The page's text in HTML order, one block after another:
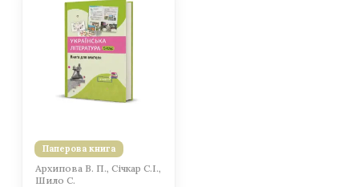
Паперова книга
Архипова В. П., Січкар С.І.,
Шило С.